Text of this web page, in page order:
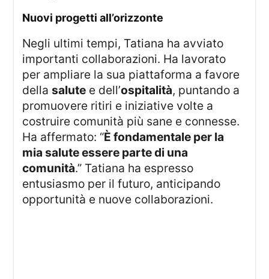
nuovi progetti all’orizzonte
Negli ultimi tempi, Tatiana ha avviato
importanti collaborazioni. Ha lavorato
per ampliare la sua piattaforma a favore
dellasalute e dell’ospitalità, puntando a
promuovere ritiri e iniziative volte a
costruire comunità più sane e connesse.
Ha affermato: “È fondamentale per la
mia salute essere parte di una
comunità.” Tatiana ha espresso
entusiasmo per il futuro, anticipando
opportunità e nuove collaborazioni.